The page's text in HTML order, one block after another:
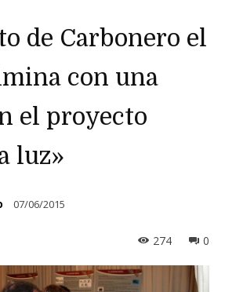
de Carbonero el
con una
el proyecto
luz»
07/06/2015
0
274